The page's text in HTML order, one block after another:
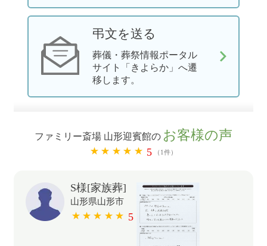
弔文を送る
葬儀・葬祭情報ポータル
サイト「きよらか」へ遷
移します。
ファミリー斎場 山形迎賓館の お客様の声
5 （1件）
S様[家族葬]
山形県山形市
5